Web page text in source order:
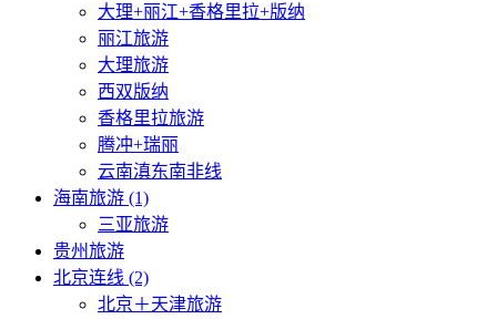
大理+丽江+香格里拉+版纳
丽江旅游
大理旅游
西双版纳
香格里拉旅游
腾冲+瑞丽
云南滇东南非线
海南旅游 (1)
三亚旅游
贵州旅游
北京连线 (2)
北京＋天津旅游